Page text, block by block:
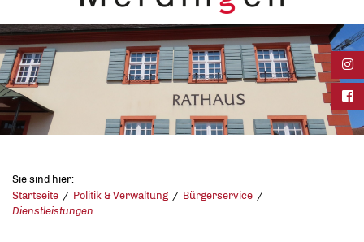
Sie sind hier:
Startseite
Politik & Verwaltung
Bürgerservice
Dienstleistungen